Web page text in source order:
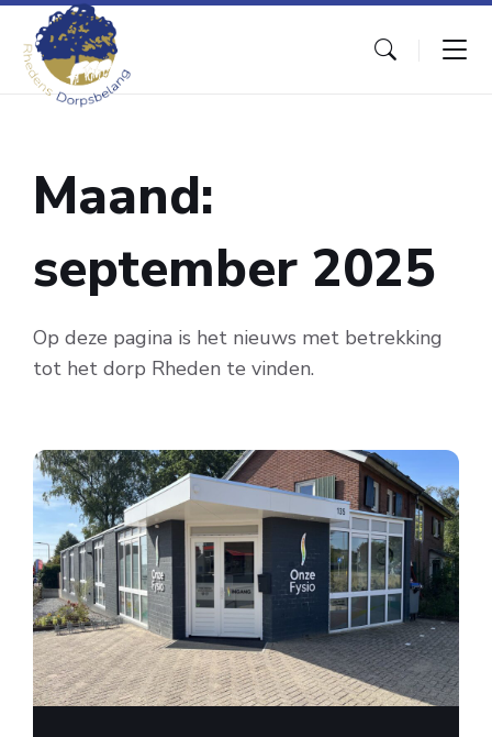
Skip
content
Skip
main
navigation
Skip
footer
Maand:
september 2025
Op deze pagina is het nieuws met betrekking
tot het dorp Rheden te vinden.